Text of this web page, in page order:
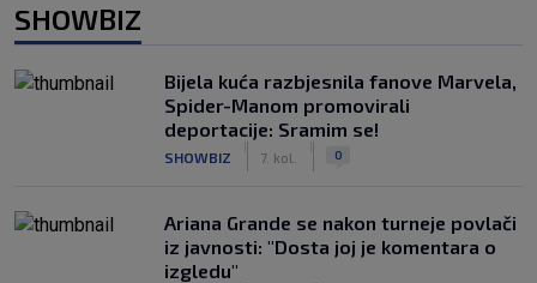
SHOWBIZ
Bijela kuća razbjesnila fanove Marvela,
Spider-Manom promovirali
deportacije: Sramim se!
SHOWBIZ 7. kol. 0
Ariana Grande se nakon turneje povlači
iz javnosti: "Dosta joj je komentara o
izgledu"